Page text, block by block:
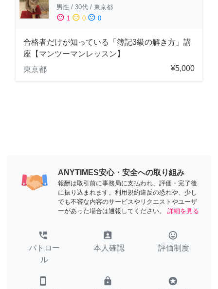
男性 / 30代 / 東京都
sentiment_satisfied 1 sentiment_neutral 0 sentiment_dissatisfied 0
合格者だけが知っている「簿記3級の解き方」講
座【マンツーマンレッスン】
東京都
¥5,000
ANYTIMES安心・安全への取り組み
報酬は取引前に事務局に支払われ、評価・完了後
に振り込まれます。利用規約違反の恐れや、少し
でも不審な内容のサービスやリクエストやユーザ
ーがあった場合は通報してください。
詳細を見る
perm_phone_msg
パトロー
ル
assignment_ind
本人確認
tag_faces
評価制度
smartphone lock stars